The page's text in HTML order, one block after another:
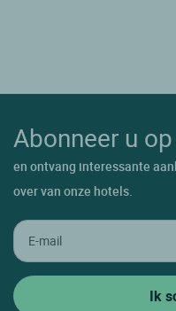
Abonneer u
en ontvang interessante
over van onze hotels.